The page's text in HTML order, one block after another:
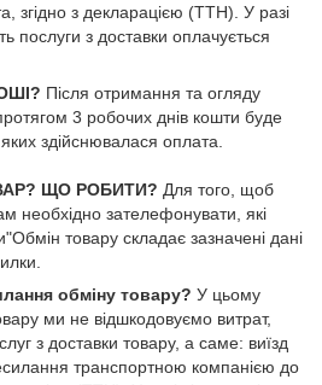
згідно з декларацією (ТТН). У разі
послуги з доставки оплачується
Після отримання та огляду
3 робочих днів кошти буде
здійснювалася оплата.
ЩО РОБИТИ? Для того, щоб
необхідно зателефонувати, які
товару складає зазначені дані
обміну товару? У цьому
ми не відшкодовуємо витрат,
з доставки товару, а саме: виїзд
транспортною компанією до